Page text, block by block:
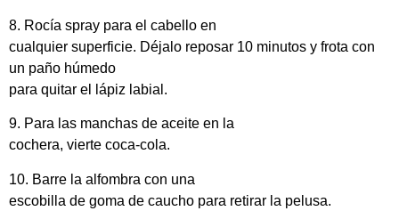
8. Rocía spray para el cabello en
cualquier superficie. Déjalo reposar 10 minutos y frota con
un paño húmedo
para quitar el lápiz labial.
9. Para las manchas de aceite en la
cochera, vierte coca-cola.
10. Barre la alfombra con una
escobilla de goma de caucho para retirar la pelusa.